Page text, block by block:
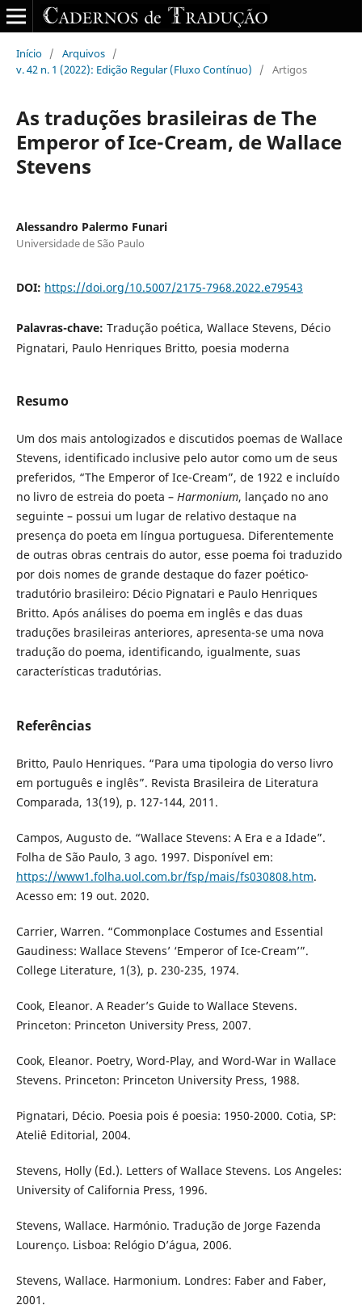
Início / Arquivos /
v. 42 n. 1 (2022): Edição Regular (Fluxo Contínuo)
/ Artigos
As traduções brasileiras de The
Emperor of Ice-Cream, de Wallace
Stevens
Alessandro Palermo Funari
Universidade de São Paulo
DOI: https://doi.org/10.5007/2175-7968.2022.e79543
Palavras-chave: Tradução poética, Wallace Stevens, Décio
Pignatari, Paulo Henriques Britto, poesia moderna
Resumo
Um dos mais antologizados e discutidos poemas de Wallace
Stevens, identificado inclusive pelo autor como um de seus
preferidos, “The Emperor of Ice-Cream”, de 1922 e incluído
no livro de estreia do poeta – Harmonium, lançado no ano
seguinte – possui um lugar de relativo destaque na
presença do poeta em língua portuguesa. Diferentemente
de outras obras centrais do autor, esse poema foi traduzido
por dois nomes de grande destaque do fazer poético-
tradutório brasileiro: Décio Pignatari e Paulo Henriques
Britto. Após análises do poema em inglês e das duas
traduções brasileiras anteriores, apresenta-se uma nova
tradução do poema, identificando, igualmente, suas
características tradutórias.
Referências
Britto, Paulo Henriques. “Para uma tipologia do verso livro
em português e inglês”. Revista Brasileira de Literatura
Comparada, 13(19), p. 127-144, 2011.
Campos, Augusto de. “Wallace Stevens: A Era e a Idade”.
Folha de São Paulo, 3 ago. 1997. Disponível em:
https://www1.folha.uol.com.br/fsp/mais/fs030808.htm.
Acesso em: 19 out. 2020.
Carrier, Warren. “Commonplace Costumes and Essential
Gaudiness: Wallace Stevens’ ‘Emperor of Ice-Cream’”.
College Literature, 1(3), p. 230-235, 1974.
Cook, Eleanor. A Reader’s Guide to Wallace Stevens.
Princeton: Princeton University Press, 2007.
Cook, Eleanor. Poetry, Word-Play, and Word-War in Wallace
Stevens. Princeton: Princeton University Press, 1988.
Pignatari, Décio. Poesia pois é poesia: 1950-2000. Cotia, SP:
Ateliê Editorial, 2004.
Stevens, Holly (Ed.). Letters of Wallace Stevens. Los Angeles:
University of California Press, 1996.
Stevens, Wallace. Harmónio. Tradução de Jorge Fazenda
Lourenço. Lisboa: Relógio D’água, 2006.
Stevens, Wallace. Harmonium. Londres: Faber and Faber,
2001.